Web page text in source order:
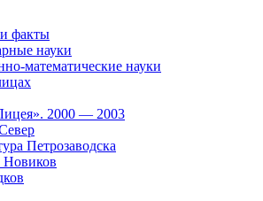
факты
науки
математические науки
2000 — 2003
Петрозаводска